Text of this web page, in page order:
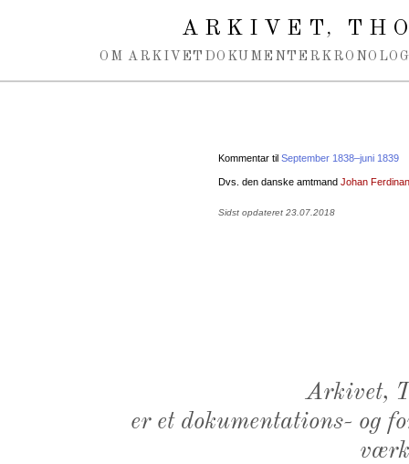
ARKIVET,
OM ARKIVET DOKUMENTER
Kommentar til September 1838–juni 1839
Dvs. den danske amtmand Johan
Sidst opdateret 23.07.2018
Arkivet,
er et dokumentations- og